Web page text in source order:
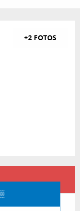
+2 FOTOS